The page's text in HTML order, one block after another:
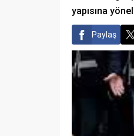
yapısına
Paylaş